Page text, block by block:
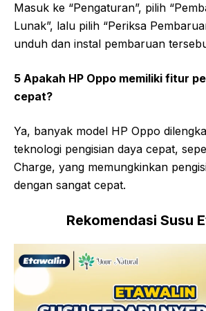
Masuk ke “Pengaturan”, pilih
Lunak”, lalu pilih “Periksa
unduh dan instal pembaruan
5 Apakah HP Oppo memiliki fitur
cepat?
Ya, banyak model HP Oppo
teknologi pengisian daya cepat,
Charge, yang memungkinkan
dengan sangat cepat.
Rekomendasi Susu